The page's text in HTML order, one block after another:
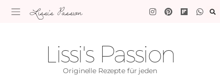
Lissi's Passion
Lissi's Passion
Originelle Rezepte für jeden